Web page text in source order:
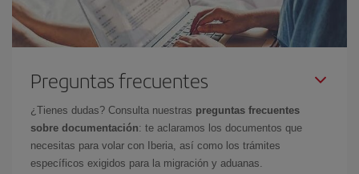
Preguntas frecuentes
¿Tienes dudas? Consulta nuestras preguntas frecuentes
sobre documentación: te aclaramos los documentos que
necesitas para volar con Iberia, así como los trámites
específicos exigidos para la migración y aduanas.